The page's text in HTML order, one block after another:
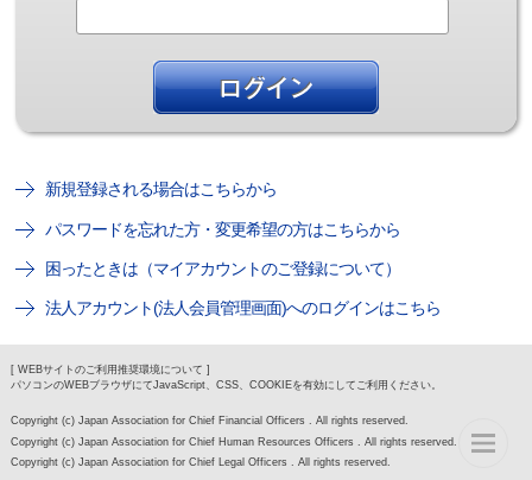
新規登録される場合はこちらから
パスワードを忘れた方・変更希望の方はこちらから
困ったときは（マイアカウントのご登録について）
法人アカウント(法人会員管理画面)へのログインはこちら
[ WEBサイトのご利用推奨環境について ]
パソコンのWEBブラウザにてJavaScript、CSS、COOKIEを有効にしてご利用ください。
Copyright (c) Japan Association for Chief Financial Officers . All rights reserved.
Copyright (c) Japan Association for Chief Human Resources Officers . All rights reserved.
Copyright (c) Japan Association for Chief Legal Officers . All rights reserved.